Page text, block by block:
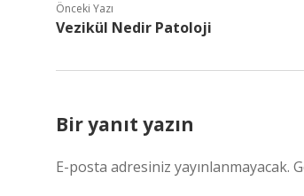
Önceki Yazı
Vezikül Nedir Patoloji
Bir yanıt yazın
E-posta adresiniz yayınlanmayacak.